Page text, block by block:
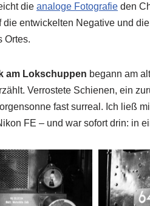
die analoge Fotografie den
die entwickelten Negative und
Ortes.
am Lokschuppen begann am
Verrostete Schienen, ein
fast surreal. Ich ließ
FE – und war sofort drin: in